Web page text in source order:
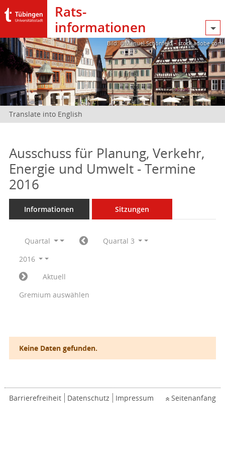
Rats­
informationen
Bild: @Manuel Schönfeld – stock.adobe.com
Translate into English
Ausschuss für Planung, Verkehr,
Energie und Umwelt - Termine
2016
Informationen Sitzungen
Quartal
Quartal 3
2016
Aktuell
Gremium auswählen
Keine Daten gefunden.
Barrierefreiheit Datenschutz Impressum Seitenanfang